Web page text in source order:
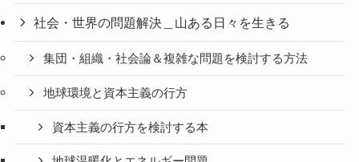
社会・世界の問題解決＿山ある日々を生きる
集団・組織・社会論＆複雑な問題を検討する方法
地球環境と資本主義の行方
資本主義の行方を検討する本